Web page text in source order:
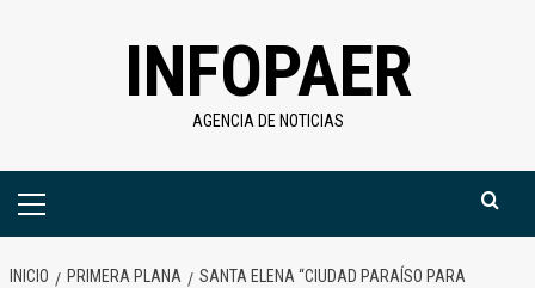
INFOPAER
AGENCIA DE NOTICIAS
Menú
INICIO PRIMERA PLANA
SANTA ELENA “CIUDAD PARAÍSO PARA